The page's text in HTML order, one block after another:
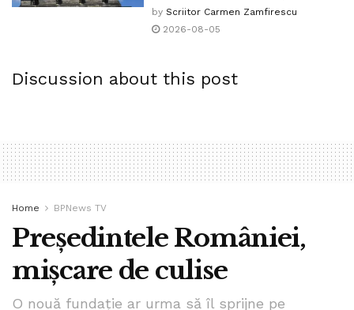
by Scriitor Carmen Zamfirescu
2026-08-05
Discussion about this post
Home BPNews TV
Președintele României,
mișcare de culise
O nouă fundație ar urma să îl sprijne pe